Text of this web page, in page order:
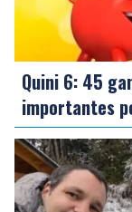
Quini 6: 45
importantes